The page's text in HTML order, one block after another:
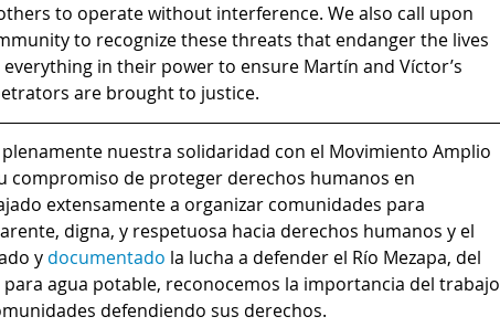
to operate without interference. We also call upon
to recognize these threats that endanger the lives
in their power to ensure Martín and Víctor’s
are brought to justice.
nuestra solidaridad con el Movimiento Amplio
compromiso de proteger derechos humanos en
extensamente a organizar comunidades para
digna, y respetuosa hacia derechos humanos y el
y documentado la lucha a defender el Río Mezapa, del
agua potable, reconocemos la importancia del trabajo
defendiendo sus derechos.